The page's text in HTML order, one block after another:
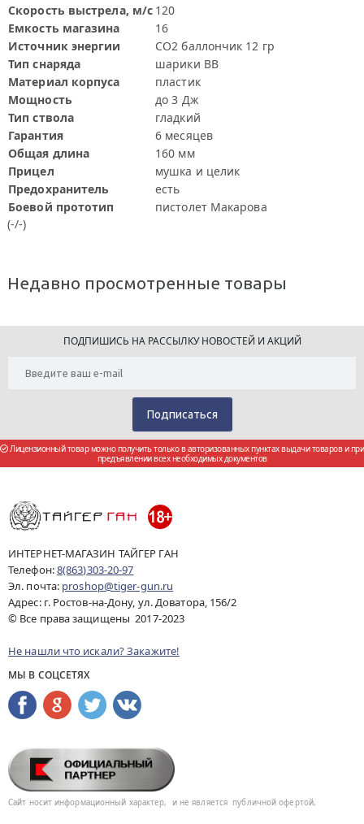
Скорость выстрела, м/с 120
Емкость магазина
16
Источник энергии
СО2 баллончик 12 гр
Тип снаряда
шарики ВВ
Материал корпуса
пластик
Мощность
до 3 Дж
Тип ствола
гладкий
Гарантия
6 месяцев
Общая длина
160 мм
Прицел
мушка и целик
Предохранитель
есть
Боевой прототип
пистолет Макарова
(-/-)
Недавно просмотренные товары
ПОДПИШИСЬ НА РАССЫЛКУ НОВОСТЕЙ И АКЦИЙ
Лицензионный товар можно получить только в авторизованных пунктах выдачи товаров и при
предъявлении всех необходимых документов
ИНТЕРНЕТ-МАГАЗИН ТАЙГЕР ГАН
Телефон:8(863)303-20-97
Эл. почта: proshop@tiger-gun.ru
Адрес: г. Ростов-на-Дону, ул. Доватора, 156/2
© Все права защищены 2017-2023
Не нашли что искали? Закажите!
МЫ В СОЦСЕТЯХ
Сайт носит информационный характер, и не является публичной офертой,